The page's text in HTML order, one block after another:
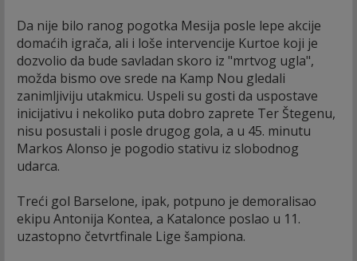
Da nije bilo ranog pogotka Mesija posle lepe akcije
domaćih igrača, ali i loše intervencije Kurtoe koji je
dozvolio da bude savladan skoro iz "mrtvog ugla",
možda bismo ove srede na Kamp Nou gledali
zanimljiviju utakmicu. Uspeli su gosti da uspostave
inicijativu i nekoliko puta dobro zaprete Ter Štegenu,
nisu posustali i posle drugog gola, a u 45. minutu
Markos Alonso je pogodio stativu iz slobodnog
udarca.
Treći gol Barselone, ipak, potpuno je demoralisao
ekipu Antonija Kontea, a Katalonce poslao u 11.
uzastopno četvrtfinale Lige šampiona.